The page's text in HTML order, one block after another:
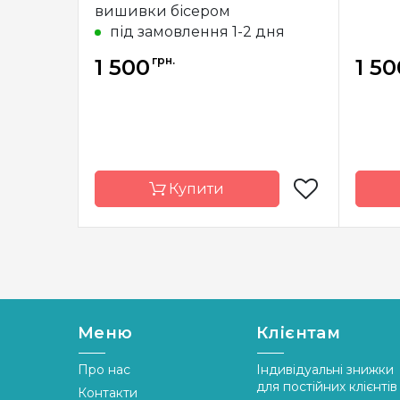
вишивки бісером
під замовлення 1-2 дня
1 500 грн.
Купити
Країна
Україна
Матеріал
габардин,
продубльований
1
Країна
Меню
Про нас
Контакти
Клієнтам
Індивідуальні знижки
для постійних клієнтів